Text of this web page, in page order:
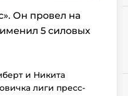
Он провел на
5 силовых
и Никита
лиги пресс-